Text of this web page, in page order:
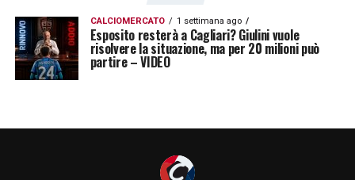
CALCIOMERCATO 1 settimana ago
Esposito resterà a Cagliari? Giulini vuole
risolvere la situazione, ma per 20 milioni può
partire – VIDEO